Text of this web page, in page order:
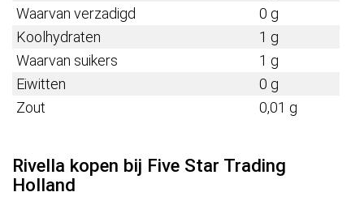
Waarvan verzadigd
0 g
Koolhydraten
1 g
Waarvan suikers
1 g
Eiwitten
0 g
Zout
0,01 g
Rivella kopen bij Five Star Trading
Holland